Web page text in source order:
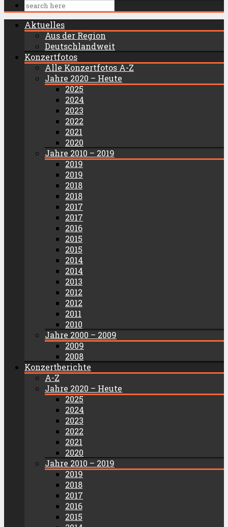
Aktuelles
Aus der Region
Deutschlandweit
Konzertfotos
Alle Konzertfotos A-Z
Jahre 2020 – Heute
2025
2024
2023
2022
2021
2020
Jahre 2010 – 2019
2019
2019
2018
2018
2017
2017
2016
2015
2015
2014
2014
2013
2012
2012
2011
2010
Jahre 2000 – 2009
2009
2008
Konzertberichte
A-Z
Jahre 2020 – Heute
2025
2024
2023
2022
2021
2020
Jahre 2010 – 2019
2019
2018
2017
2016
2015